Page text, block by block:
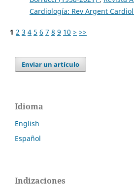
Cardiología: Rev Argent
1 2 3 4 5 6 7 8 9 10 > >>
Enviar un artículo
Idioma
English
Español
Indizaciones